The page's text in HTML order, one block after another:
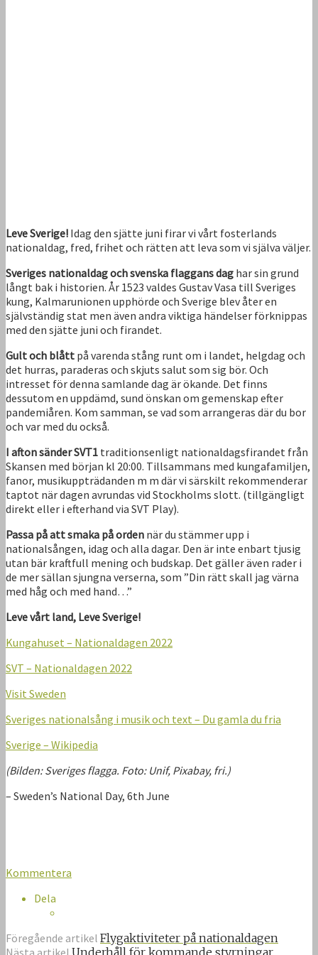
Leve Sverige! Idag den sjätte juni firar vi vårt fosterlands
nationaldag, fred, frihet och rätten att leva som vi själva väljer.
Sveriges nationaldag och svenska flaggans dag har sin grund
långt bak i historien. År 1523 valdes Gustav Vasa till Sveriges
kung, Kalmarunionen upphörde och Sverige blev åter en
självständig stat men även andra viktiga händelser förknippas
med den sjätte juni och firandet.
Gult och blått på varenda stång runt om i landet, helgdag och
det hurras, paraderas och skjuts salut som sig bör. Och
intresset för denna samlande dag är ökande. Det finns
dessutom en uppdämd, sund önskan om gemenskap efter
pandemiåren. Kom samman, se vad som arrangeras där du bor
och var med du också.
I afton sänder SVT1 traditionsenligt nationaldagsfirandet från
Skansen med början kl 20:00. Tillsammans med kungafamiljen,
fanor, musikuppträdanden m m där vi särskilt rekommenderar
taptot när dagen avrundas vid Stockholms slott. (tillgängligt
direkt eller i efterhand via SVT Play).
Passa på att smaka på orden när du stämmer upp i
nationalsången, idag och alla dagar. Den är inte enbart tjusig
utan bär kraftfull mening och budskap. Det gäller även rader i
de mer sällan sjungna verserna, som ”Din rätt skall jag värna
med håg och med hand…”
Leve vårt land, Leve Sverige!
Kungahuset – Nationaldagen 2022
SVT – Nationaldagen 2022
Visit Sweden
Sveriges nationalsång i musik och text – Du gamla du fria
Sverige – Wikipedia
(Bilden: Sveriges flagga. Foto: Unif, Pixabay, fri.)
– Sweden’s National Day, 6th June
Kommentera
Dela
Föregående artikel Flygaktiviteter på nationaldagen
Nästa artikel Underhåll för kommande styrningar